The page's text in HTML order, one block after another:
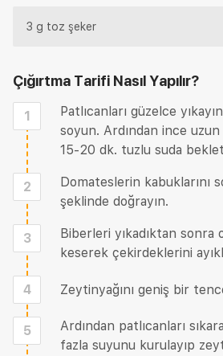
3 g toz şeker
Çığırtma Tarifi Nasıl Yapılır?
1
Patlıcanları güzelce
soyun. Ardından ince
15-20 dk. tuzlu suda
2
Domateslerin kabuklarını
şeklinde doğrayın.
3
Biberleri yıkadıktan sonra
keserek çekirdeklerini
4 Zeytinyağını geniş bir
5
Ardından patlıcanları
fazla suyunu kurulayıp